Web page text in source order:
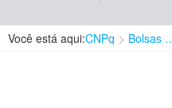
Você está aqui:CNPq Bolsas e